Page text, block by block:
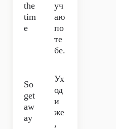
the
tim
e
уч
аю
по
те
бе.
So
get
aw
ay
Ух
од
и
же
,